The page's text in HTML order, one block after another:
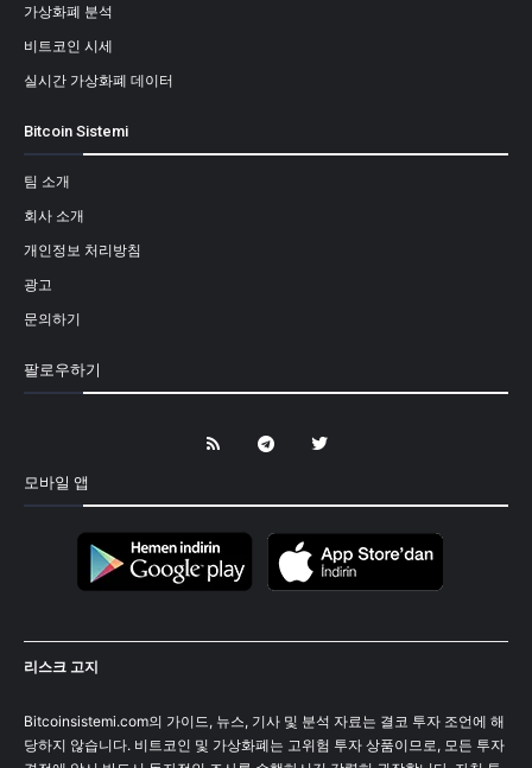
가상화폐 분석
비트코인 시세
실시간 가상화폐 데이터
Bitcoin Sistemi
팀 소개
회사 소개
개인정보 처리방침
광고
문의하기
팔로우하기
모바일 앱
리스크 고지
Bitcoinsistemi.com의 가이드, 뉴스, 기사 및 분석 자료는 결코 투자 조언에 해
당하지 않습니다. 비트코인 및 가상화폐는 고위험 투자 상품이므로, 모든 투자